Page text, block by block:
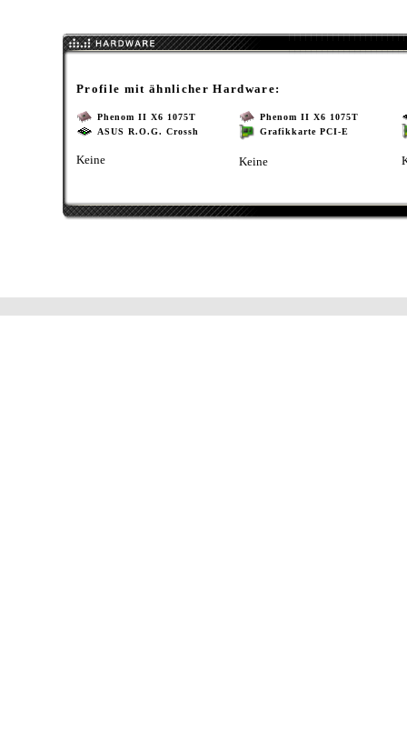
Profile mit ähnlicher Hardware:
Phenom II X6 1075T
ASUS R.O.G. Crossh
Keine
Phenom II X6 1075T
Grafikkarte PCI-E
Keine